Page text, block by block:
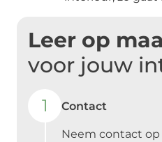
Leer op
voor jouw
1 Contact
Neem contact